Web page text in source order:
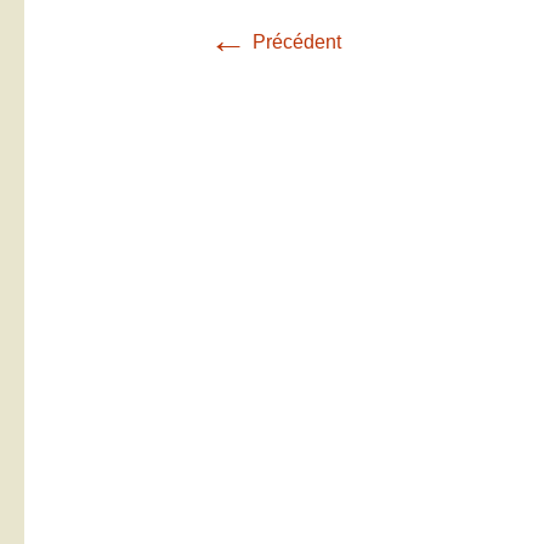
← Précédent